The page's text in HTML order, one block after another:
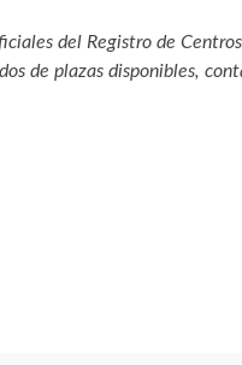
del Registro de
de plazas disponibles,